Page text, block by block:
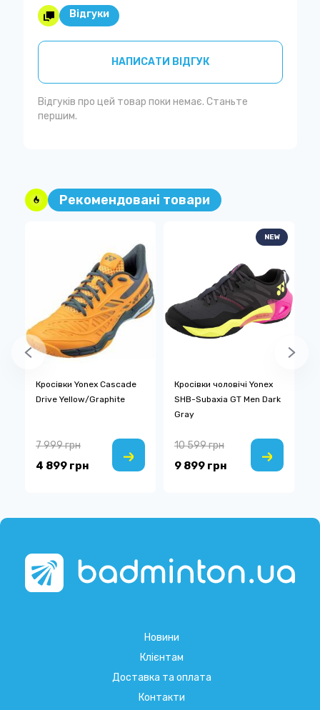
Відгуки
НАПИСАТИ ВІДГУК
Відгуків про цей товар поки немає. Станьте
першим.
Рекомендовані товари
Кросівки Yonex Cascade
Drive Yellow/Graphite
4 899 грн
7 999 грн
NEW
Кросівки чоловічі Yonex
SHB-Subaxia GT Men Dark
Gray
9 899 грн
10 599 грн
Новини
Клієнтам
Доставка та оплата
Контакти